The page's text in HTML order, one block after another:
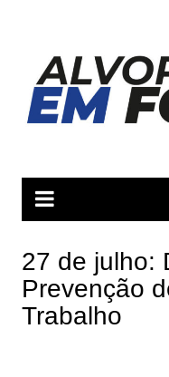
conteúdo
27 de julho:
Prevenção
Trabalho